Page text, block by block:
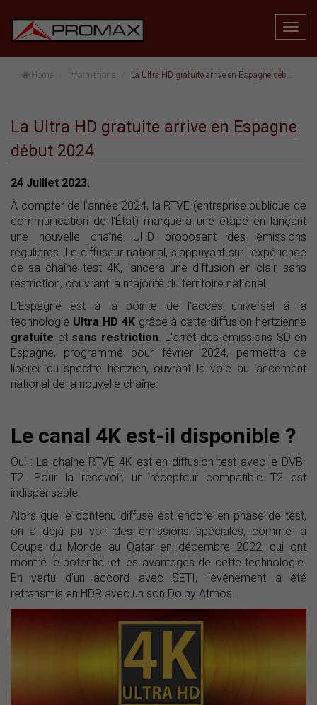
Home Informations La Ultra HD gratuite arrive en Espagne début 2024
La Ultra HD gratuite arrive en Espagne
début 2024
24 Juillet 2023.
À compter de l'année 2024, la RTVE (entreprise publique de
communication de l'État) marquera une étape en lançant
une nouvelle chaîne UHD proposant des émissions
régulières. Le diffuseur national, s'appuyant sur l'expérience
de sa chaîne test 4K, lancera une diffusion en clair, sans
restriction, couvrant la majorité du territoire national.
L'Espagne est à la pointe de l'accès universel à la
technologie Ultra HD 4Kgrâce à cette diffusion hertzienne
gratuite et sans restriction. L'arrêt des émissions SD en
Espagne, programmé pour février 2024, permettra de
libérer du spectre hertzien, ouvrant la voie au lancement
national de la nouvelle chaîne.
Le canal 4K est-il disponible ?
Oui : La chaîne RTVE 4K est en diffusion test avec le DVB-
T2. Pour la recevoir, un récepteur compatible T2 est
indispensable.
Alors que le contenu diffusé est encore en phase de test,
on a déjà pu voir des émissions spéciales, comme la
Coupe du Monde au Qatar en décembre 2022, qui ont
montré le potentiel et les avantages de cette technologie.
En vertu d'un accord avec SETI, l'événement a été
retransmis en HDR avec un son Dolby Atmos.